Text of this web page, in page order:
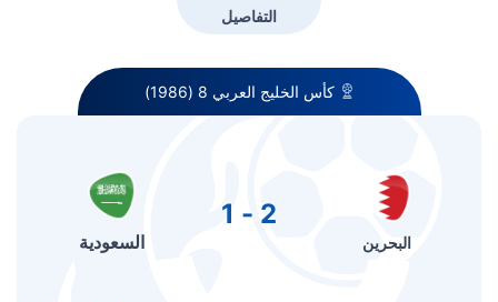
التفاصيل
كأس الخليج العربي 8 (1986)
البحرين
2 - 1
السعودية